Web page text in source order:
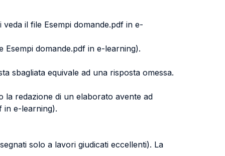
il file Esempi domande.pdf in e-
domande.pdf in e-learning).
sbagliata equivale ad una risposta omessa.
la redazione di un elaborato avente ad
in e-learning).
solo a lavori giudicati eccellenti). La